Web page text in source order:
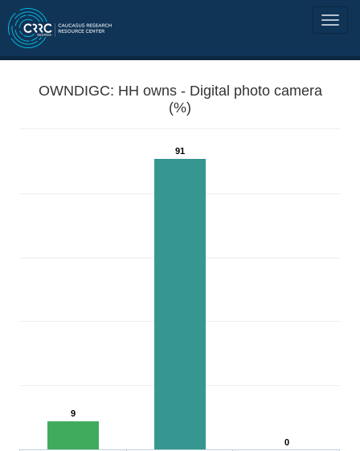
OWNDIGC: HH owns - Digital photo camera
(%)
9
91
0